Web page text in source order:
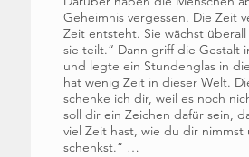
Geheimnis vergessen. Die Zeit
Zeit entsteht. Sie wächst
sie teilt.“ Dann griff die Gestalt
und legte ein Stundenglas in
hat wenig Zeit in dieser Welt.
schenke ich dir, weil es noch
soll dir ein Zeichen dafür sein,
viel Zeit hast, wie du dir nimmst
schenkst.“ …